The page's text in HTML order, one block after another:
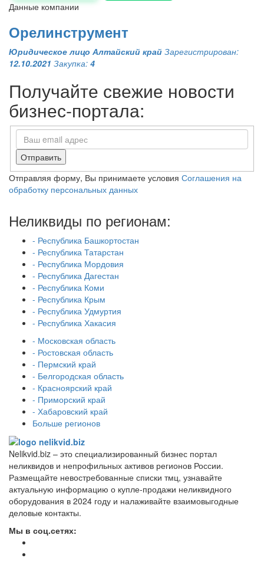
Данные компании
Орелинструмент
Юридическое лицо Алтайский край Зарегистрирован:
12.10.2021 Закупка: 4
Получайте свежие новости
бизнес-портала:
Отправить
Отправляя форму, Вы принимаете условия Соглашения на
обработку персональных данных
Неликвиды по регионам:
- Республика Башкортостан
- Республика Татарстан
- Республика Мордовия
- Республика Дагестан
- Республика Коми
- Республика Крым
- Республика Удмуртия
- Республика Хакасия
- Московская область
- Ростовская область
- Пермский край
- Белгородская область
- Красноярский край
- Приморский край
- Хабаровский край
Больше регионов
Nelikvid.biz – это специализированный бизнес портал
неликвидов и непрофильных активов регионов России.
Размещайте невостребованные списки тмц, узнавайте
актуальную информацию о купле-продажи неликвидного
оборудования в 2024 году и налаживайте взаимовыгодные
деловые контакты.
Мы в соц.сетях: